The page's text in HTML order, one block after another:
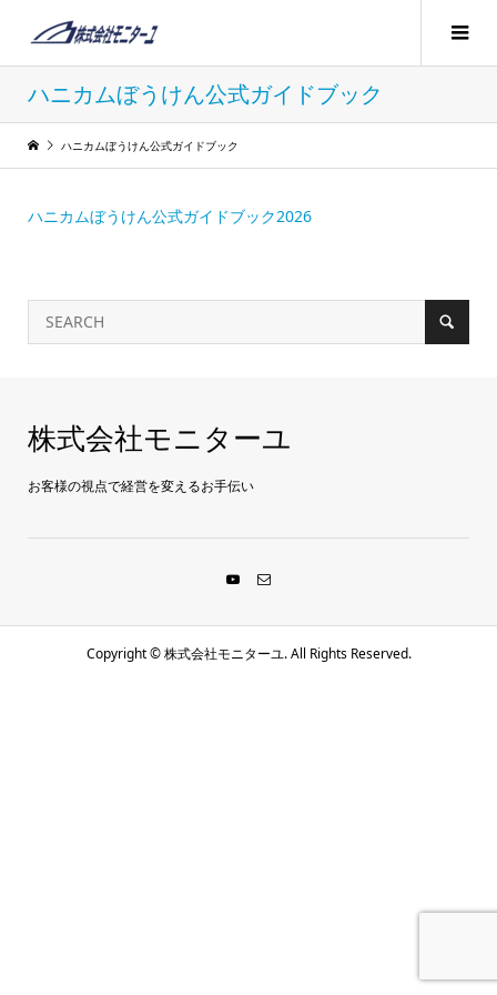
ハニカムぼうけん公式ガイドブック
ハニカムぼうけん公式ガイドブック
ハニカムぼうけん公式ガイドブック2026
株式会社モニターユ
お客様の視点で経営を変えるお手伝い
Copyright ©株式会社モニターユ. All Rights Reserved.